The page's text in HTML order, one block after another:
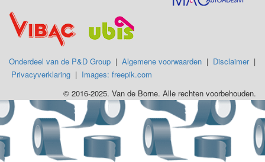
Onderdeel van de P&D Group | Algemene voorwaarden | Disclaimer|
Privacyverklaring | Images: freepik.com
© 2016-2025. Van de Borne. Alle rechten voorbehouden.